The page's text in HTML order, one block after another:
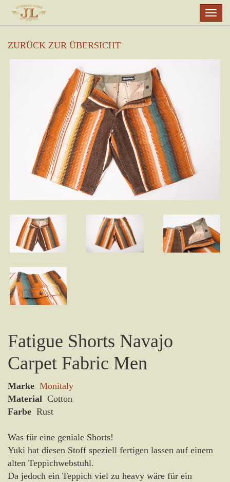
Skip
content
ZURÜCK ZUR ÜBERSICHT
Fatigue Shorts Navajo
Carpet Fabric Men
Marke Monitaly
Material Cotton
Farbe Rust
Was für eine geniale Shorts!
Yuki hat diesen Stoff speziell fertigen lassen auf einem
alten Teppichwebstuhl.
Da jedoch ein Teppich viel zu heavy wäre für ein